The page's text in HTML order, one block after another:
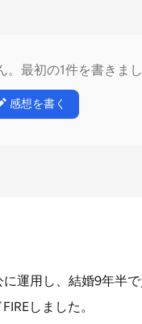
。最初の1件を書きまし
感想を書く
運用し、結婚9年半
しました。